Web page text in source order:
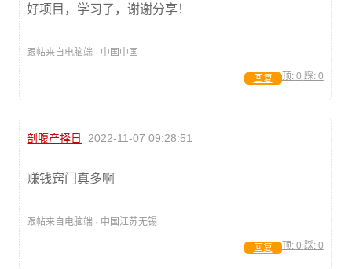
好项目，学习了，谢谢分享！
跟帖来自电脑端 · 中国中国
顶: 0 踩: 0
回复
剖腹产择日 2022-11-07 09:28:51
赚钱窍门真多啊
跟帖来自电脑端 · 中国江苏无锡
顶: 0 踩: 0
回复